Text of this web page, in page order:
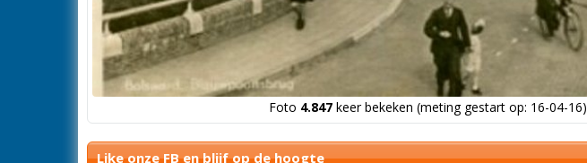
Foto 4.847keer bekeken (meting gestart op: 16-04-16)
Like onze FB en blijf op de hoogte